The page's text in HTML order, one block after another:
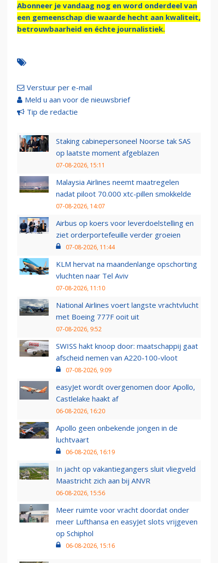
Abonneer je vandaag nog en word onderdeel van
een gemeenschap die waarde hecht aan kwaliteit,
betrouwbaarheid en échte journalistiek.
Verstuur per e-mail
Meld u aan voor de nieuwsbrief
Tip de redactie
Staking cabinepersoneel Noorse tak SAS
op laatste moment afgeblazen
07-08-2026, 15:11
Malaysia Airlines neemt maatregelen
nadat piloot 70.000 xtc-pillen smokkelde
07-08-2026, 14:07
Airbus op koers voor leverdoelstelling en
ziet orderportefeuille verder groeien
07-08-2026, 11:44
KLM hervat na maandenlange opschorting
vluchten naar Tel Aviv
07-08-2026, 11:10
National Airlines voert langste vrachtvlucht
met Boeing 777F ooit uit
07-08-2026, 9:52
SWISS hakt knoop door: maatschappij gaat
afscheid nemen van A220-100-vloot
07-08-2026, 9:09
easyJet wordt overgenomen door Apollo,
Castlelake haakt af
06-08-2026, 16:20
Apollo geen onbekende jongen in de
luchtvaart
06-08-2026, 16:19
In jacht op vakantiegangers sluit vliegveld
Maastricht zich aan bij ANVR
06-08-2026, 15:56
Meer ruimte voor vracht doordat onder
meer Lufthansa en easyJet slots vrijgeven
op Schiphol
06-08-2026, 15:16